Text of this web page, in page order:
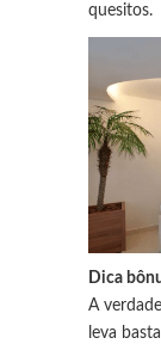
quesitos.
Dica
A
leva